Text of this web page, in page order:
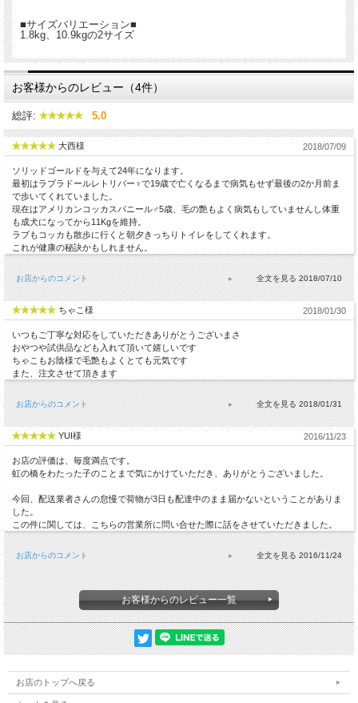
■サイズバリエーション■
1.8kg、10.9kgの2サイズ
お客様からのレビュー（4件）
総評: 5.0
大西様 2018/07/09
ソリッドゴールドを与えて24年になります。
最初はラブラドールレトリバー♀で19歳で亡くなるまで病気もせず最後の2か月前ま
で歩いてくれていました。
現在はアメリカンコッカスパニール♂5歳、毛の艶もよく病気もしていませんし体重
も成犬になってから11Kgを維持。
ラブもコッカも散歩に行くと朝夕きっちりトイレをしてくれます。
これが健康の秘訣かもしれません。
お店からのコメント 2018/07/10
ちゃこ様 2018/01/30
いつもご丁寧な対応をしていただきありがとうございまさ
おやつや試供品なども入れて頂いて嬉しいです
ちゃこもお陰様で毛艶もよくとても元気です
また、注文させて頂きます
お店からのコメント 2018/01/31
YUI様 2016/11/23
お店の評価は、毎度満点です。
虹の橋をわたった子のことまで気にかけていただき、ありがとうございました。
今回、配送業者さんの怠慢で荷物が3日も配達中のまま届かないということがありま
した。
この件に関しては、こちらの営業所に問い合せた際に話をさせていただきました。
お店からのコメント 2016/11/24
お客様からのレビュー一覧
お店のトップへ戻る